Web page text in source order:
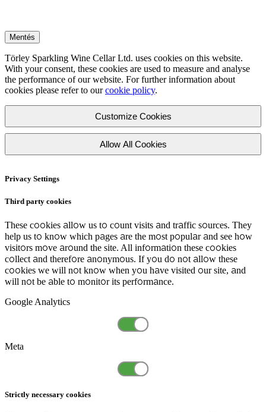
Mentés
Törley Sparkling Wine Cellar Ltd. uses cookies on this website.
With your consent, these cookies are used to measure and analyse
the performance of our website. For further information about
cookies please refer to ourcookie policy.
Customize Cookies
Allow All Cookies
Privacy Settings
Third party cookies
These cookies allow us to count visits and traffic sources. They
help us to know which pages are the most popular and see how
visitors move around the site. All information these cookies
collect and therefore anonymous. If you do not allow these
cookies we will not know when you have visited our site, and
will not be able to monitor its performance.
Google Analytics
Meta
Strictly necessary cookies